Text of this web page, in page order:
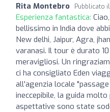
Rita Montebro Pubblicato il
Esperienza fantastica:
bellissimo in India dove
New delhi, Jaipur, Agra,
varanasi. Il tour è durato
meravigliosi. Un
ci ha consigliato Eden
all'agenzia locale
ineccepibile, la guida
aspettative sono state